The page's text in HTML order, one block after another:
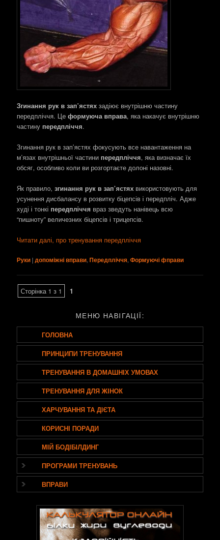
Згинання рук в зап’ястях задіює внутрішню частину
передпліччя. Цеформуюча вправа, яка накачує внутрішню
частину передпліччя.
Згинання рук в зап’ястях фокусують все навантаження на
м’язах внутрішньої частини передпліччя, яка визначає їх
обсяг, особливо коли ви розгортаєте долоні назовні.
Як правило,згинання рук в зап’ястях використовують для
усунення дисбалансу в розвитку біцепсів і передпліч. Адже
худі і тонкі передпліччя враз зведуть нанівець всю
“пишноту” величезних біцепсів і трицепсів.
Читати далі, про тренування передпліччя
Руки |допоміжні вправи,Передпліччя,Формуючі фправи
Сторінка 1 з 1 1
МЕНЮ НАВІГАЦІЇ:
ГОЛОВНА
ПРИНЦИПИ ТРЕНУВАННЯ
ТРЕНУВАННЯ В ДОМАШНІХ УМОВАХ
ТРЕНУВАННЯ ДЛЯ ЖІНОК
ХАРЧУВАННЯ ТА ДІЄТА
КОРИСНІ ПОРАДИ
МІЙ БОДІБІЛДИНГ
ПРОГРАМИ ТРЕНУВАНЬ
ВПРАВИ